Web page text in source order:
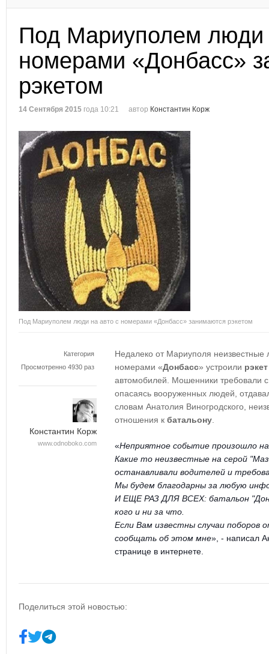
Под Мариуполем люди
номерами «Донбасс»
рэкетом
14 Сентября 2015 года 10:21 автор Константин Корж
Под Мариуполем люди на авто с номерами «Донбасс» занимаются рэкетом
Категория
Просмотренно 4930 раз
Константин Корж
www.odnoboko.com
Недалеко от Мариуполя
номерами «Донбасс» устроили
автомобилей. Мошенники требовали
опасаясь вооруженных людей,
словам Анатолия Виногродского,
отношения к батальону
«Неприятное событие произошло
Какие то неизвестные на серой
останавливали водителей и
Мы будем благодарны за любую
И ЕЩЕ РАЗ ДЛЯ ВСЕХ: батальон
кого и ни за что.
Если Вам известны случаи поборов
сообщать об этом мне», - написал
странице в интернете.
Поделиться этой новостью: